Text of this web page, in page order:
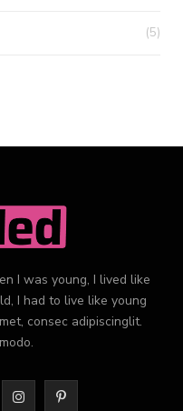
(5)
I was young, I lived like
I had to live like young
consec adipiscinglit.
I
P